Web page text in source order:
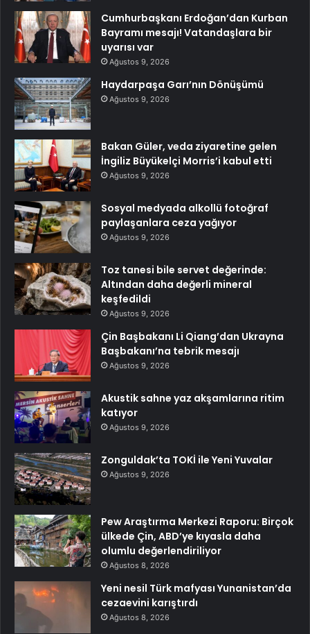
Cumhurbaşkanı Erdoğan’dan Kurban
Bayramı mesajı! Vatandaşlara bir
uyarısı var
Ağustos 9, 2026
Haydarpaşa Garı’nın Dönüşümü
Ağustos 9, 2026
Bakan Güler, veda ziyaretine gelen
İngiliz Büyükelçi Morris’i kabul etti
Ağustos 9, 2026
Sosyal medyada alkollü fotoğraf
paylaşanlara ceza yağıyor
Ağustos 9, 2026
Toz tanesi bile servet değerinde:
Altından daha değerli mineral
keşfedildi
Ağustos 9, 2026
Çin Başbakanı Li Qiang’dan Ukrayna
Başbakanı’na tebrik mesajı
Ağustos 9, 2026
Akustik sahne yaz akşamlarına ritim
katıyor
Ağustos 9, 2026
Zonguldak’ta TOKİ ile Yeni Yuvalar
Ağustos 9, 2026
Pew Araştırma Merkezi Raporu: Birçok
ülkede Çin, ABD’ye kıyasla daha
olumlu değerlendiriliyor
Ağustos 8, 2026
Yeni nesil Türk mafyası Yunanistan’da
cezaevini karıştırdı
Ağustos 8, 2026